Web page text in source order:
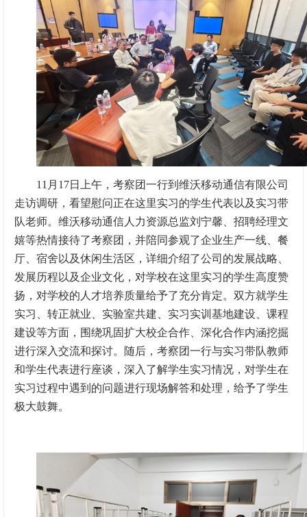
11月17日上午，考察团一行到维沃移动通信有限公司
走访调研，看望慰问正在这里实习的学生代表以及实习带
队老师。维沃移动通信人力资源总监刘宁馨、招聘经理文
嬉等热情接待了考察团，并陪同参观了企业生产一线、餐
厅、宿舍以及休闲生活区，详细介绍了公司的发展战略、
发展历程以及企业文化，对学校在这里实习的学生高度赞
扬，对学校的人才培养质量给予了充分肯定。双方就学生
实习、转正就业、实验室共建、实习实训基地建设、课程
建设等方面，围绕巩固扩大校企合作、深化合作内涵挖掘
进行深入交流和探讨。随后，考察团一行与实习带队教师
和学生代表进行座谈，深入了解学生实习情况，对学生在
实习过程中遇到的问题进行现场解答和处理，给予了学生
极大鼓舞。